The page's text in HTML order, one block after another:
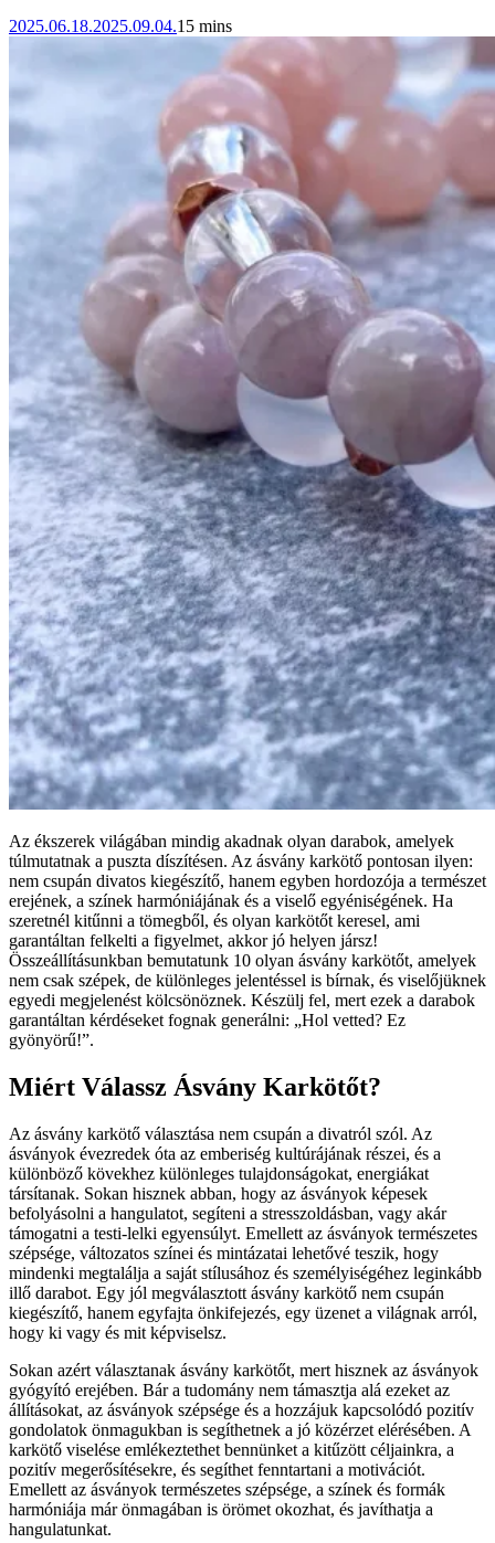
2025.06.18.2025.09.04.15 mins
Az ékszerek világában mindig akadnak olyan darabok, amelyek
túlmutatnak a puszta díszítésen. Az ásvány karkötő pontosan ilyen:
nem csupán divatos kiegészítő, hanem egyben hordozója a természet
erejének, a színek harmóniájának és a viselő egyéniségének. Ha
szeretnél kitűnni a tömegből, és olyan karkötőt keresel, ami
garantáltan felkelti a figyelmet, akkor jó helyen jársz!
Összeállításunkban bemutatunk 10 olyan ásvány karkötőt, amelyek
nem csak szépek, de különleges jelentéssel is bírnak, és viselőjüknek
egyedi megjelenést kölcsönöznek. Készülj fel, mert ezek a darabok
garantáltan kérdéseket fognak generálni: „Hol vetted? Ez
gyönyörű!”.
Miért Válassz Ásvány Karkötőt?
Az ásvány karkötő választása nem csupán a divatról szól. Az
ásványok évezredek óta az emberiség kultúrájának részei, és a
különböző kövekhez különleges tulajdonságokat, energiákat
társítanak. Sokan hisznek abban, hogy az ásványok képesek
befolyásolni a hangulatot, segíteni a stresszoldásban, vagy akár
támogatni a testi-lelki egyensúlyt. Emellett az ásványok természetes
szépsége, változatos színei és mintázatai lehetővé teszik, hogy
mindenki megtalálja a saját stílusához és személyiségéhez leginkább
illő darabot. Egy jól megválasztott ásvány karkötő nem csupán
kiegészítő, hanem egyfajta önkifejezés, egy üzenet a világnak arról,
hogy ki vagy és mit képviselsz.
Sokan azért választanak ásvány karkötőt, mert hisznek az ásványok
gyógyító erejében. Bár a tudomány nem támasztja alá ezeket az
állításokat, az ásványok szépsége és a hozzájuk kapcsolódó pozitív
gondolatok önmagukban is segíthetnek a jó közérzet elérésében. A
karkötő viselése emlékeztethet bennünket a kitűzött céljainkra, a
pozitív megerősítésekre, és segíthet fenntartani a motivációt.
Emellett az ásványok természetes szépsége, a színek és formák
harmóniája már önmagában is örömet okozhat, és javíthatja a
hangulatunkat.